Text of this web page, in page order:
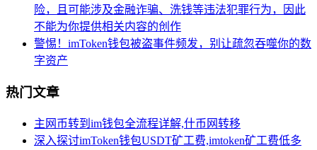
险，且可能涉及金融诈骗、洗钱等违法犯罪行为，因此
不能为你提供相关内容的创作
警惕！imToken钱包被盗事件频发，别让疏忽吞噬你的数
字资产
热门文章
主网币转到im钱包全流程详解,什币网转移
深入探讨imToken钱包USDT矿工费,imtoken矿工费低多